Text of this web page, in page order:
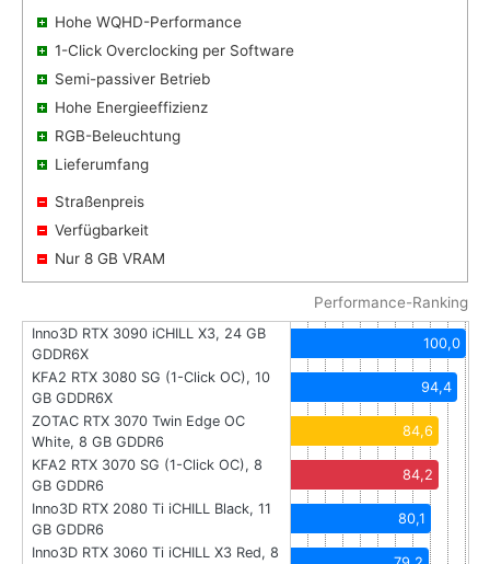
Hohe WQHD-Performance
1-Click Overclocking per Software
Semi-passiver Betrieb
Hohe Energieeffizienz
RGB-Beleuchtung
Lieferumfang
Straßenpreis
Verfügbarkeit
Nur 8 GB VRAM
Performance-Ranking
Inno3D RTX 3090 iCHILL X3, 24 GB
GDDR6X
100,0
KFA2 RTX 3080 SG (1-Click OC), 10
GB GDDR6X
94,4
ZOTAC RTX 3070 Twin Edge OC
White, 8 GB GDDR6
84,6
KFA2 RTX 3070 SG (1-Click OC), 8
GB GDDR6
84,2
Inno3D RTX 2080 Ti iCHILL Black, 11
GB GDDR6
80,1
Inno3D RTX 3060 Ti iCHILL X3 Red, 8